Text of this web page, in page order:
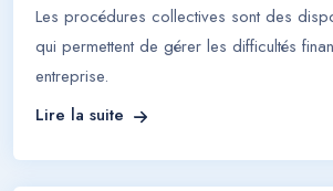
Les procédures collectives sont des
qui permettent de gérer les difficultés
entreprise.
Lire la suite